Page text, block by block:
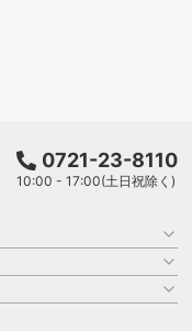
0721-23-8110
10:00 - 17:00(土日祝除く)